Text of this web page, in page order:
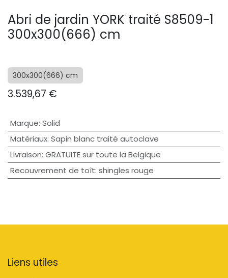
Abri de jardin YORK traité S8509-1
300x300(666) cm
300x300(666) cm
3.539,67 €
Marque: Solid
Matériaux: Sapin blanc traité autoclave
Livraison: GRATUITE sur toute la Belgique
Recouvrement de toît: shingles rouge
Liens utiles